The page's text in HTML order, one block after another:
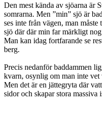
Den mest kända av sjöarna är
somrarna. Men ”min” sjö är
ses inte från vägen, man
sjö där där min far märkligt
Man kan idag fortfarande se
berg.
Precis nedanför baddammen
kvarn, osynlig om man inte vet
Men det är en jättegryta där
sidor och skapar stora massiva